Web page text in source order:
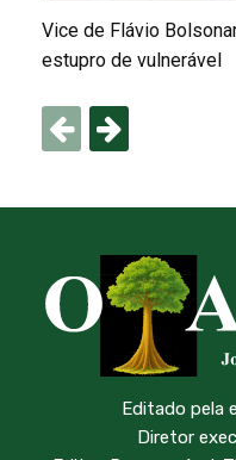
Vice de Flávio
estupro de vulnerável
Editado pela
Diretor